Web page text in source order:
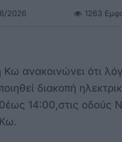
2026 1263
ανακοινώνει ότι
διακοπή
14:00,στις οδούς